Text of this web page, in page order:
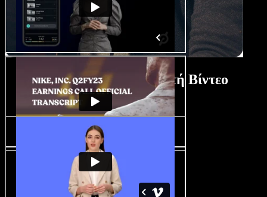
Tutorial Κατασκευαστή Βίντεο
Κηπουρικής